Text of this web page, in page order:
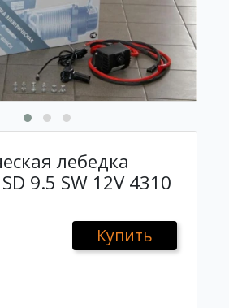
лебедка
9.5 SW 12V 4310
Купить